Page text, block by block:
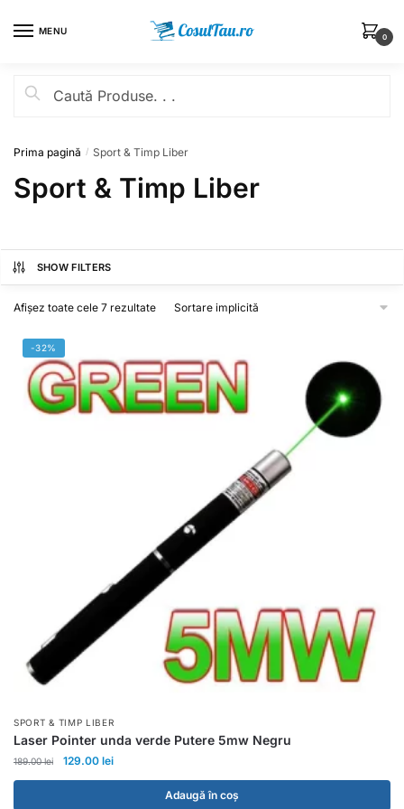
MENU
0
Prima pagină / Sport & Timp Liber
Sport & Timp Liber
SHOW FILTERS
Afișez toate cele 7 rezultate
-32%
SPORT & TIMP LIBER
Laser Pointer unda verde Putere 5mw Negru
189.00lei 129.00 lei
Adaugă în coș